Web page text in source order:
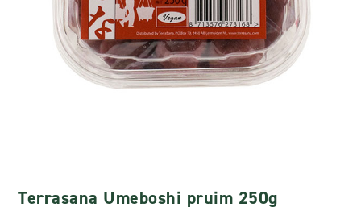
Terrasana Umeboshi pruim 250g